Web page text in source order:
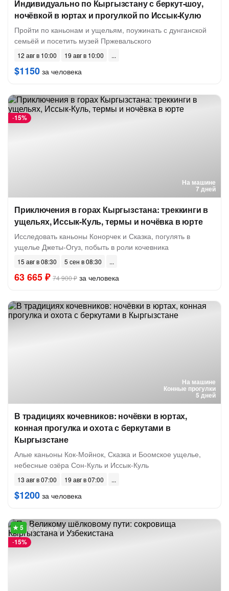
Индивидуально по Кыргызстану с беркут-шоу,
ночёвкой в юртах и прогулкой по Иссык-Кулю
Пройти по каньонам и ущельям, поужинать с дунганской
семьёй и посетить музей Пржевальского
12 авг в 10:00 19 авг в 10:00
$1150 за человека
На машине
7 дней
-15%
Приключения в горах Кыргызстана: треккинги в
ущельях, Иссык-Куль, термы и ночёвка в юрте
Исследовать каньоны Конорчек и Сказка, погулять в
ущелье Джеты-Огуз, побыть в роли кочевника
15 авг в 08:30 5 сен в 08:30
63 665 ₽ 74 900 ₽ за человека
На машине
Конные прогулки
5 дней
В традициях кочевников: ночёвки в юртах,
конная прогулка и охота с беркутами в
Кыргызстане
Алые каньоны Кок-Мойнок, Сказка и Боомское ущелье,
небесные озёра Сон-Куль и Иссык-Куль
13 авг в 07:00 19 авг в 07:00
$1200 за человека
-15%
5 отзывов